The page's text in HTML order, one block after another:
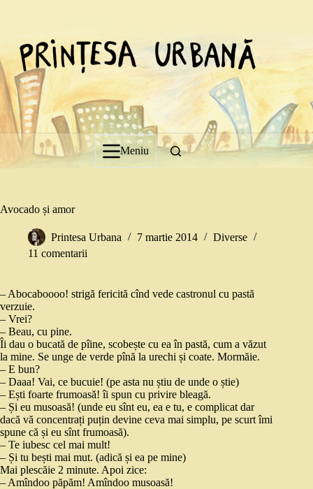
Meniu
Avocado și amor
Printesa Urbana 7 martie 2014
Diverse
11 comentarii
– Abocaboooo! strigă fericită cînd vede castronul cu pastă
verzuie.
– Vrei?
– Beau, cu pine.
Îi dau o bucată de pîine, scobește cu ea în pastă, cum a văzut
la mine. Se unge de verde pînă la urechi și coate. Mormăie.
– E bun?
– Daaa! Vai, ce bucuie! (pe asta nu știu de unde o știe)
– Ești foarte frumoasă! îi spun cu privire bleagă.
– Și eu musoasă! (unde eu sînt eu, ea e tu, e complicat dar
dacă vă concentrați puțin devine ceva mai simplu, pe scurt îmi
spune că și eu sînt frumoasă).
– Te iubesc cel mai mult!
– Și tu bești mai mut. (adică și ea pe mine)
Mai plescăie 2 minute. Apoi zice:
– Amîndoo păpăm! Amîndoo musoasă!